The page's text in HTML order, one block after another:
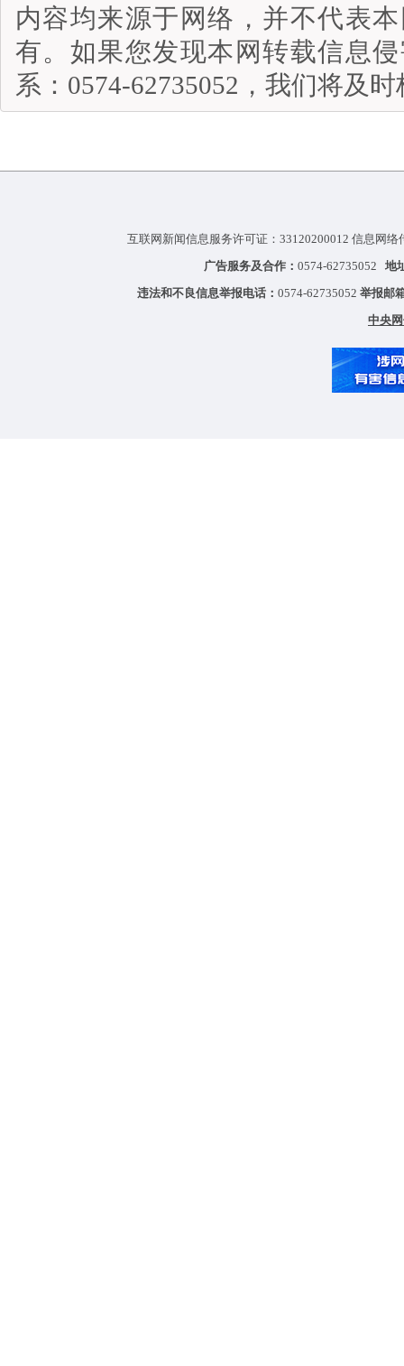
内容均来源于网络，并不代表
有。如果您发现本网转载信息
系：0574-62735052，我们将及
互联网新闻信息服务许可证：33120200012 信息网
广告服务及合作： 0574-62735052 地
违法和不良信息举报电话： 0574-62735052 举报邮
中央